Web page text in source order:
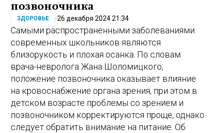
позвоночника
ЗДОРОВЬЕ 26 декабря 2024 21:34
Самыми распространенными заболеваниями
современных школьников являются
близорукость и плохая осанка. По словам
врача-невролога Жана Шоломицкого,
положение позвоночника оказывает влияние
на кровоснабжение органа зрения, при этом в
детском возрасте проблемы со зрением и
позвоночником корректируются проще, однако
следует обратить внимание на питание. Об